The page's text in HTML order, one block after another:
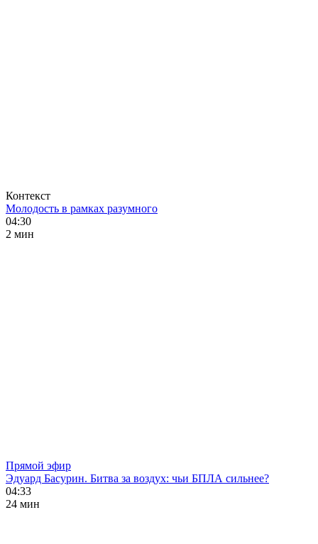
Контекст
Молодость в рамках разумного
04:30
2 мин
Прямой эфир
Эдуард Басурин. Битва за воздух: чьи БПЛА сильнее?
04:33
24 мин